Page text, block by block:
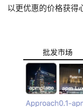
以更优惠的价格获得